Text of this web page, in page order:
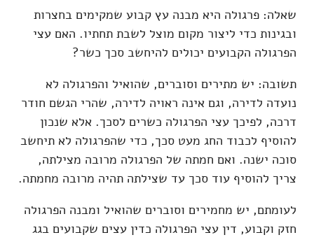
שאלה: פרגולה היא מבנה עץ קבוע שמקימים בחצרות
ובגינות כדי ליצור מקום מוצל לשבת תחתיו. האם עצי
הפרגולה הקבועים יכולים להיחשב סכך כשר?
תשובה: יש מתירים וסוברים, שהואיל והפרגולה לא
נועדה לדירה, וגם אינה ראויה לדירה, שהרי הגשם חודר
דרכה, לפיכך עצי הפרגולה כשרים לסכך. אלא שנכון
להוסיף לכבוד החג מעט סכך, כדי שהפרגולה לא תיחשב
סוכה ישנה. ואם חמתה של הפרגולה מרובה מצילתה,
צריך להוסיף עוד סכך עד שצילתה תהיה מרובה מחמתה.
לעומתם, יש מחמירים וסוברים שהואיל ומבנה הפרגולה
חזק וקבוע, דין עצי הפרגולה כדין עצים שקבועים בגג